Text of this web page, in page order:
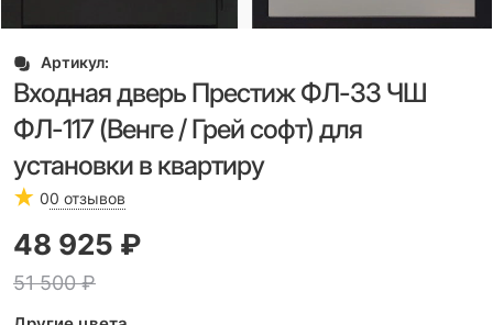
Артикул:
Входная дверь Престиж ФЛ-33 ЧШ
ФЛ-117 (Венге / Грей софт) для
установки в квартиру
00 отзывов
51 500 ₽
48 925 ₽